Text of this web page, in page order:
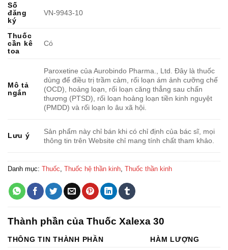
Số
đăng
ký
VN-9943-10
Thuốc
cần kê
toa
Có
Mô tả
ngắn
Paroxetine của Aurobindo Pharma., Ltd. Đây là thuốc
dùng để điều trị trầm cảm, rối loạn ám ảnh cưỡng chế
(OCD), hoảng loạn, rối loạn căng thẳng sau chấn
thương (PTSD), rối loạn hoảng loạn tiền kinh nguyệt
(PMDD) và rối loạn lo âu xã hội.
Lưu ý
Sản phẩm này chỉ bán khi có chỉ định của bác sĩ, mọi
thông tin trên Website chỉ mang tính chất tham khảo.
Danh mục: Thuốc Thuốc hệ thần kinh Thuốc thần kinh
Thành phần của Thuốc Xalexa 30
THÔNG TIN THÀNH PHẦN HÀM LƯỢNG